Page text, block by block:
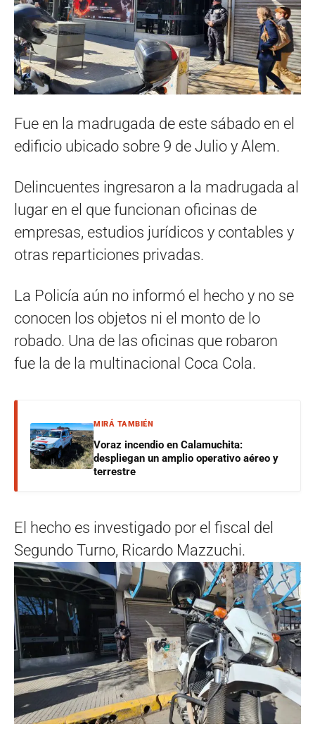
Fue en la madrugada de este sábado en el
edificio ubicado sobre 9 de Julio y Alem.
Delincuentes ingresaron a la madrugada al
lugar en el que funcionan oficinas de
empresas, estudios jurídicos y contables y
otras reparticiones privadas.
La Policía aún no informó el hecho y no se
conocen los objetos ni el monto de lo
robado. Una de las oficinas que robaron
fue la de la multinacional Coca Cola.
MIRÁ TAMBIÉN
Voraz incendio en Calamuchita:
despliegan un amplio operativo aéreo y
terrestre
El hecho es investigado por el fiscal del
Segundo Turno, Ricardo Mazzuchi.